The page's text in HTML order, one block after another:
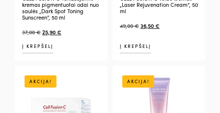
kremas pigmentuotai odai nuo
saulės „Dark Spot Toning
Sunscreen”, 50 ml
37,00€25,90€
Į KREPŠELĮ
„Laser Rejuvenation Cream“, 50
ml
49,00€36,50€
Į KREPŠELĮ
AKCIJA! AKCIJA!